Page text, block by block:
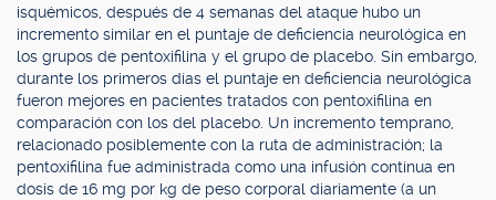
isquémicos, después de 4 semanas del ataque hubo un
incremento similar en el puntaje de deficiencia neurológica en
los grupos de pentoxifilina y el grupo de placebo. Sin embargo,
durante los primeros días el puntaje en deficiencia neurológica
fueron mejores en pacientes tratados con pentoxifilina en
comparación con los del placebo. Un incremento temprano,
relacionado posiblemente con la ruta de administración; la
pentoxifilina fue administrada como una infusión contínua en
dosis de 16 mg por kg de peso corporal diariamente (a un